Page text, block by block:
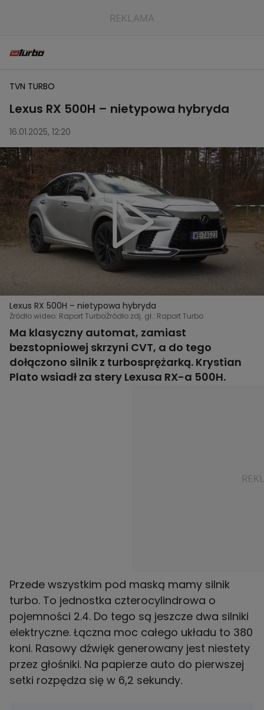
TVN TURBO
Lexus RX 500H – nietypowa hybryda
16.01.2025, 12:20
Lexus RX 500H – nietypowa hybryda
Źródło wideo: Raport TurboŹródło zdj. gł.: Raport Turbo
Ma klasyczny automat, zamiast
bezstopniowej skrzyni CVT, a do tego
dołączono silnik z turbosprężarką. Krystian
Plato wsiadł za stery Lexusa RX-a 500H.
Przede wszystkim pod maską mamy silnik
turbo. To jednostka czterocylindrowa o
pojemności 2.4. Do tego są jeszcze dwa silniki
elektryczne. Łączna moc całego układu to 380
koni. Rasowy dźwięk generowany jest niestety
przez głośniki. Na papierze auto do pierwszej
setki rozpędza się w 6,2 sekundy.